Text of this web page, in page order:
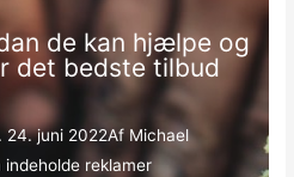
de kan hjælpe og
det bedste tilbud
24. juni 2022Af Michael
indeholde reklamer